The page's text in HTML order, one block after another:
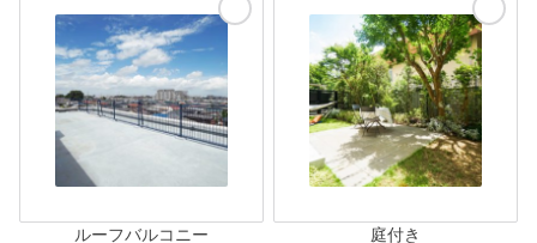
ルーフバルコニー 庭付き